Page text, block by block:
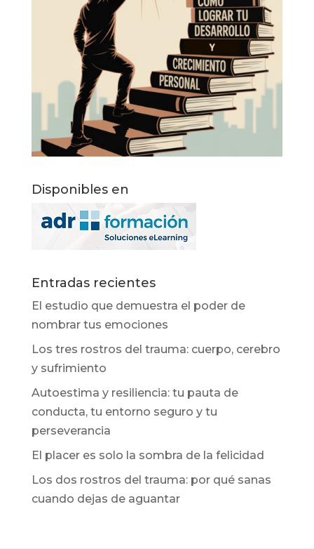
Disponibles en
Entradas recientes
El estudio que demuestra el poder de
nombrar tus emociones
Los tres rostros del trauma: cuerpo, cerebro
y sufrimiento
Autoestima y resiliencia: tu pauta de
conducta, tu entorno seguro y tu
perseverancia
El placer es solo la sombra de la felicidad
Los dos rostros del trauma: por qué sanas
cuando dejas de aguantar